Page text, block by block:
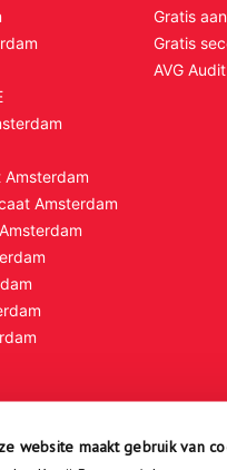
website maakt gebruik van
Amsterdam
Gratis
Gratis
AVG Audit